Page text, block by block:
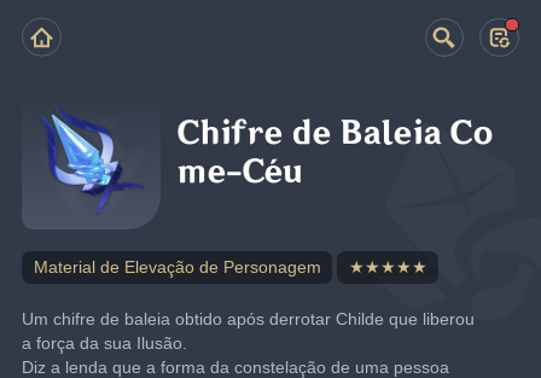
Chifre de Baleia Co
me-Céu
Material de Elevação de Personagem ★★★★★
Um chifre de baleia obtido após derrotar Childe que liberou
a força da sua Ilusão.
Diz a lenda que a forma da constelação de uma pessoa